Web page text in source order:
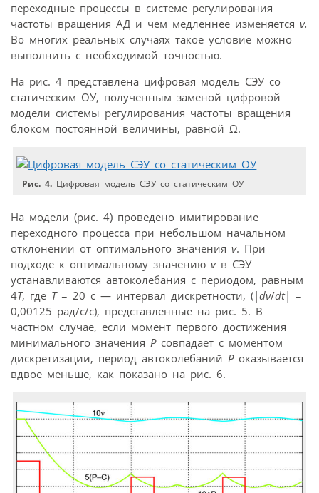
переходные процессы в системе регулирования
частоты вращения АД и чем медленнее изменяется v.
Во многих реальных случаях такое условие можно
выполнить с необходимой точностью.
На рис. 4 представлена цифровая модель СЭУ со
статическим ОУ, полученным заменой цифровой
модели системы регулирования частоты вращения
блоком постоянной величины, равной Ω.
Рис. 4. Цифровая модель СЭУ со статическим ОУ
На модели (рис. 4) проведено имитирование
переходного процесса при небольшом начальном
отклонении от оптимального значения v. При
подходе к оптимальному значению vв СЭУ
устанавливаются автоколебания с периодом, равным
4T, где T= 20 с — интервал дискретности, (|dν/dt| =
0,00125 рад/с/с), представленные на рис. 5. В
частном случае, если момент первого достижения
минимального значения Рсовпадает с моментом
дискретизации, период автоколебаний Роказывается
вдвое меньше, как показано на рис. 6.